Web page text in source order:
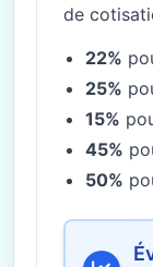
de
22%
25%
15%
45%
50%